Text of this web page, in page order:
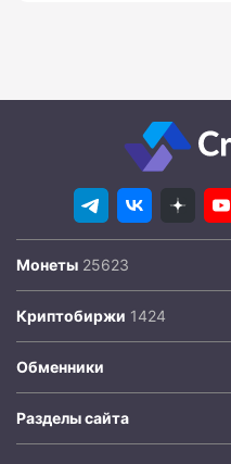
Монеты
Криптобиржи
Обменники
Разделы сайта